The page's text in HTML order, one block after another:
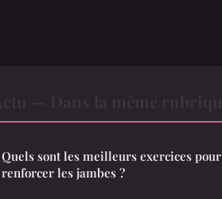
Quels sont les meilleurs exercices pour
renforcer les jambes ?